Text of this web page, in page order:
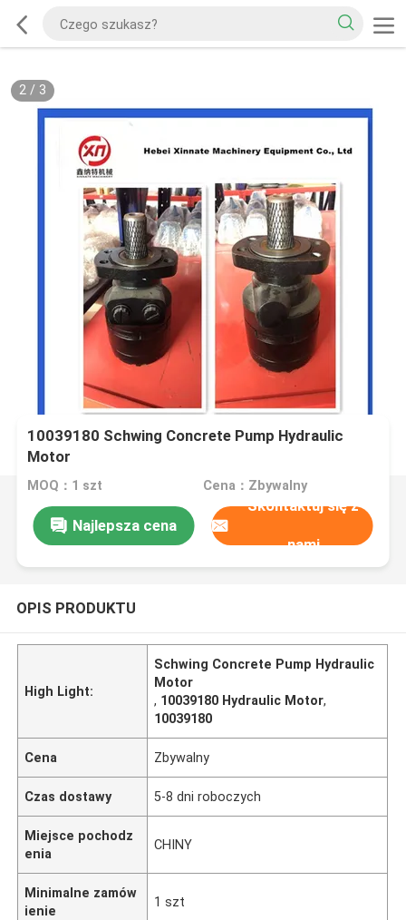
2/ 3
10039180 Schwing Concrete Pump Hydraulic
Motor
MOQ：1 szt Cena：Zbywalny
Najlepsza cena
Skontaktuj się z
nami
OPIS PRODUKTU
High Light:
Schwing Concrete Pump Hydraulic
Motor
, 10039180 Hydraulic Motor,
10039180
Cena Zbywalny
Czas dostawy 5-8 dni roboczych
Miejsce pochodz
enia
CHINY
Minimalne zamów
ienie
1 szt